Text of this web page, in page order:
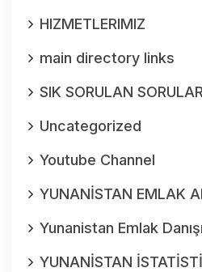
HIZMETLERIMIZ
main directory links
SIK SORULAN SORULAR
Uncategorized
Youtube Channel
YUNANİSTAN EMLAK
Yunanistan Emlak
YUNANİSTAN